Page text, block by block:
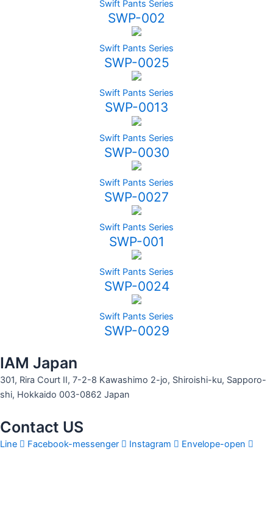
Swift Pants Series
SWP-002
Swift Pants Series
SWP-0025
Swift Pants Series
SWP-0013
Swift Pants Series
SWP-0030
Swift Pants Series
SWP-0027
Swift Pants Series
SWP-001
Swift Pants Series
SWP-0024
Swift Pants Series
SWP-0029
IAM Japan
301, Rira Court II, 7-2-8 Kawashimo 2-jo, Shiroishi-ku, Sapporo-
shi, Hokkaido 003-0862 Japan
Contact US
Line Facebook-messenger Instagram Envelope-open